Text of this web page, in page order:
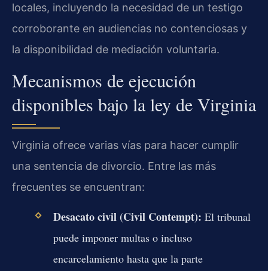
locales, incluyendo la necesidad de un testigo
corroborante en audiencias no contenciosas y
la disponibilidad de mediación voluntaria.
Mecanismos de ejecución
disponibles bajo la ley de Virginia
Virginia ofrece varias vías para hacer cumplir
una sentencia de divorcio. Entre las más
frecuentes se encuentran:
Desacato civil (Civil Contempt): El tribunal
puede imponer multas o incluso
encarcelamiento hasta que la parte